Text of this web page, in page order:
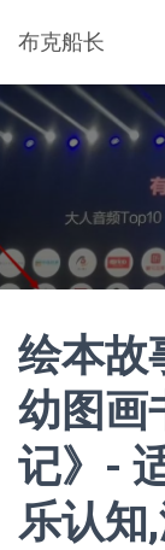
布克船长
绘本故
幼图画
记》-
乐认知